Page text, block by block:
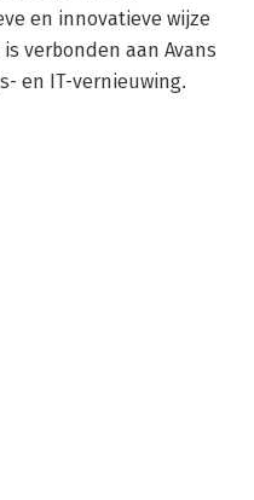
en innovatieve wijze
verbonden aan Avans
en IT-vernieuwing.